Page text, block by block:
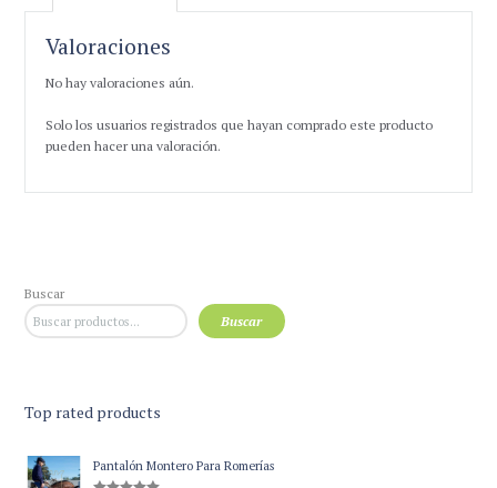
Valoraciones
No hay valoraciones aún.
Solo los usuarios registrados que hayan comprado este producto
pueden hacer una valoración.
Buscar
Buscar
Top rated products
Pantalón Montero Para Romerías